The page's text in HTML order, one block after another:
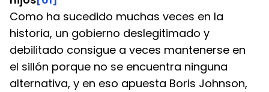
Como ha sucedido muchas veces en la
historia, un gobierno deslegitimado y
debilitado consigue a veces mantenerse en
el sillón porque no se encuentra ninguna
alternativa, y en eso apuesta Boris Johnson,